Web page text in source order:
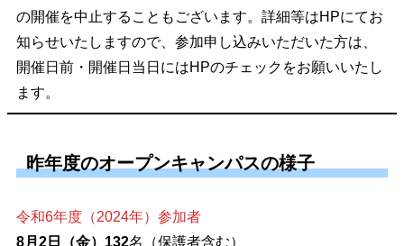
の開催を中止することもございます。詳細等はHPにてお
知らせいたしますので、参加申し込みいただいた方は、
開催日前・開催日当日にはHPのチェックをお願いいたし
ます。
昨年度のオープンキャンパスの様子
令和6年度（2024年）参加者
8月2日（金）132名（保護者含む）